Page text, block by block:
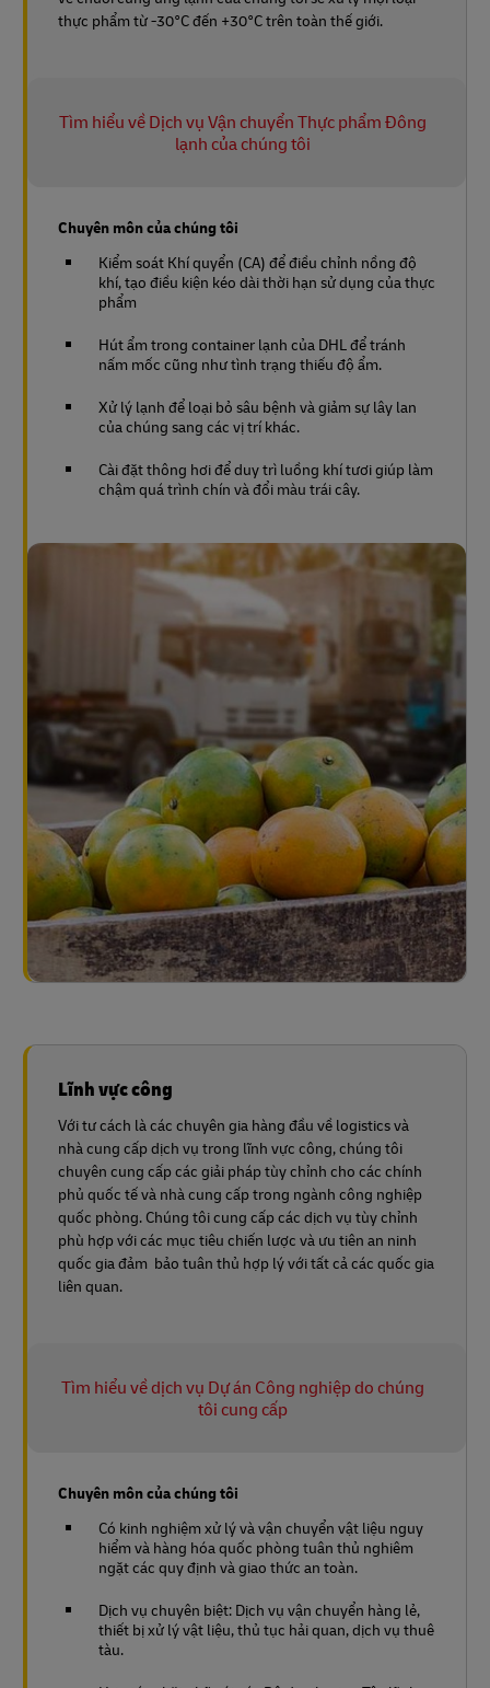
thực phẩm từ -30°C đến +30°C trên toàn thế giới.
Tìm hiểu về Dịch vụ Vận chuyển Thực phẩm Đông
lạnh của chúng tôi
Chuyên môn của chúng tôi
Kiểm soát Khí quyển (CA) để điều chỉnh nồng độ
khí, tạo điều kiện kéo dài thời hạn sử dụng của thực
phẩm
Hút ẩm trong container lạnh của DHL để tránh
nấm mốc cũng như tình trạng thiếu độ ẩm.
Xử lý lạnh để loại bỏ sâu bệnh và giảm sự lây lan
của chúng sang các vị trí khác.
Cài đặt thông hơi để duy trì luồng khí tươi giúp làm
chậm quá trình chín và đổi màu trái cây.
Lĩnh vực công
Với tư cách là các chuyên gia hàng đầu về logistics và
nhà cung cấp dịch vụ trong lĩnh vực công, chúng tôi
chuyên cung cấp các giải pháp tùy chỉnh cho các chính
phủ quốc tế và nhà cung cấp trong ngành công nghiệp
quốc phòng. Chúng tôi cung cấp các dịch vụ tùy chỉnh
phù hợp với các mục tiêu chiến lược và ưu tiên an ninh
quốc gia đảm bảo tuân thủ hợp lý với tất cả các quốc gia
liên quan.
Tìm hiểu về dịch vụ Dự án Công nghiệp do chúng
tôi cung cấp
Chuyên môn của chúng tôi
Có kinh nghiệm xử lý và vận chuyển vật liệu nguy
hiểm và hàng hóa quốc phòng tuân thủ nghiêm
ngặt các quy định và giao thức an toàn.
Dịch vụ chuyên biệt: Dịch vụ vận chuyển hàng lẻ,
thiết bị xử lý vật liệu, thủ tục hải quan, dịch vụ thuê
tàu.